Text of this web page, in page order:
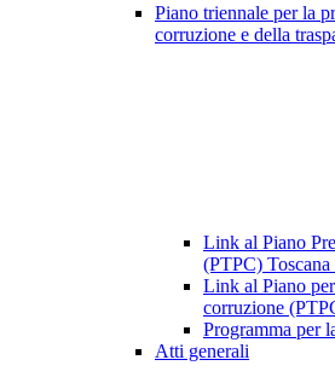
Piano triennale per la
corruzione e della
Link al Piano
(PTPC)
Link al Piano
corruzione
Programma per
Atti generali